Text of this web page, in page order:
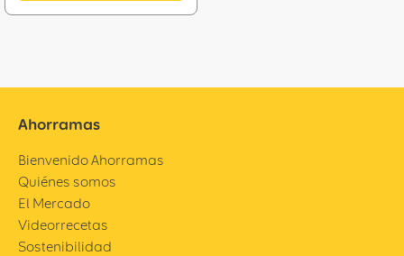
Ahorramas
Bienvenido Ahorramas
Quiénes somos
El Mercado
Videorrecetas
Sostenibilidad